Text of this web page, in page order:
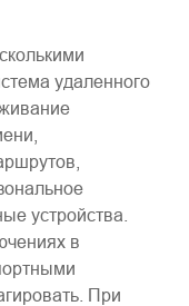
удаленного
устройства.
в
При